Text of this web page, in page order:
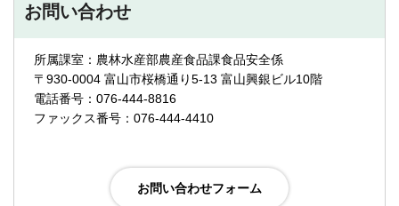
お問い合わせ
所属課室：農林水産部農産食品課食品安全係
〒930-0004 富山市桜橋通り5-13 富山興銀ビル10階
電話番号：076-444-8816
ファックス番号：076-444-4410